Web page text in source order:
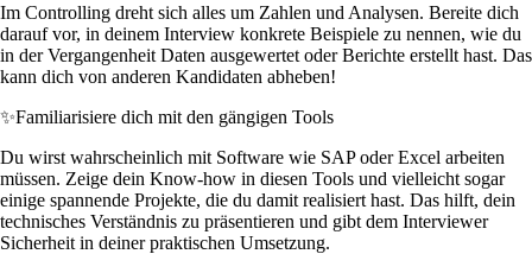
Im Controlling dreht sich alles um Zahlen und Analysen. Bereite dich
darauf vor, in deinem Interview konkrete Beispiele zu nennen, wie du
in der Vergangenheit Daten ausgewertet oder Berichte erstellt hast. Das
kann dich von anderen Kandidaten abheben!
✨Familiarisiere dich mit den gängigen Tools
Du wirst wahrscheinlich mit Software wie SAP oder Excel arbeiten
müssen. Zeige dein Know-how in diesen Tools und vielleicht sogar
einige spannende Projekte, die du damit realisiert hast. Das hilft, dein
technisches Verständnis zu präsentieren und gibt dem Interviewer
Sicherheit in deiner praktischen Umsetzung.